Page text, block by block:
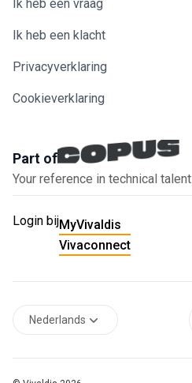
Ik heb een vraag
Ik heb een klacht
Privacyverklaring
Cookieverklaring
Part of
Your reference in technical talent
Login bijMyVivaldis
Vivaconnect
Nederlands